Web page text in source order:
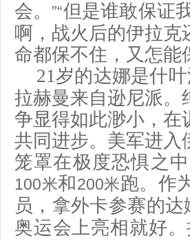
会。 ”“但是谁敢保证
啊，战火后的伊拉克
命都保不住，又怎能
21岁的达娜是什
拉赫曼来自逊尼派。
争显得如此渺小，在
共同进步。美军进入
笼罩在极度恐惧之
100米和200米跑。作
员，拿外卡参赛的
奥运会上亮相就好